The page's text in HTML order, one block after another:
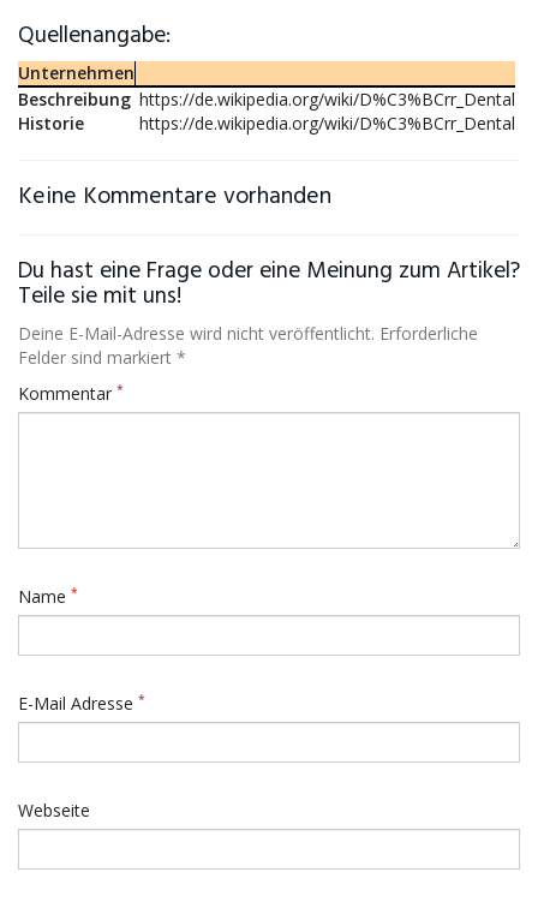
Quellenangabe:
Unternehmen
Beschreibung https://de.wikipedia.org/wiki/D%C3%BCrr_Dental
Historie
https://de.wikipedia.org/wiki/D%C3%BCrr_Dental
Keine Kommentare vorhanden
Du hast eine Frage oder eine Meinung zum Artikel?
Teile sie mit uns!
Deine E-Mail-Adresse wird nicht veröffentlicht. Erforderliche
Felder sind markiert *
Kommentar *
Name *
E-Mail Adresse *
Webseite